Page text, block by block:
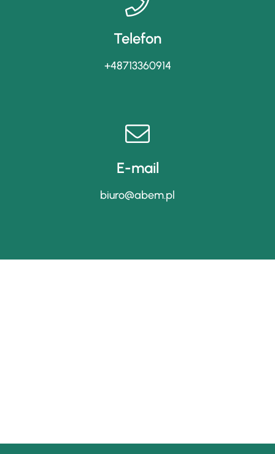
Telefon
+48713360914
E-mail
biuro@abem.pl